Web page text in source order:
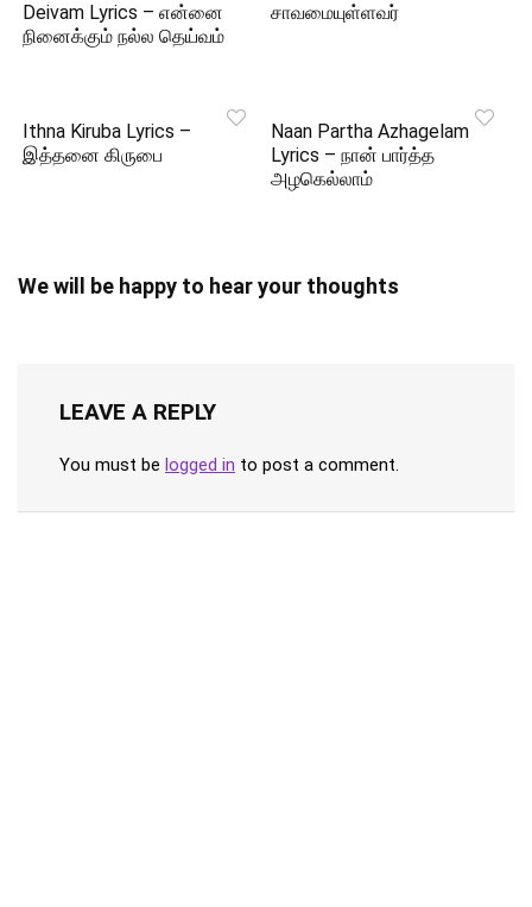
Deivam Lyrics – என்னை
நினைக்கும் நல்ல தெய்வம்
சாவமையுள்ளவர்
Ithna Kiruba Lyrics –
இத்தனை கிருபை
Naan Partha Azhagelam
Lyrics – நான் பார்த்த
அழகெல்லாம்
We will be happy to hear your thoughts
LEAVE A REPLY
You must be logged in to post a comment.